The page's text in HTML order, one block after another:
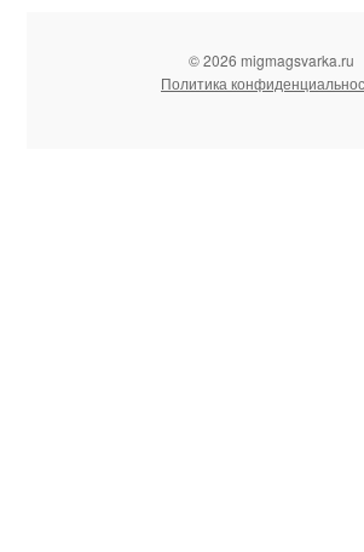
© 2026 migmagsvarka.ru
Политика